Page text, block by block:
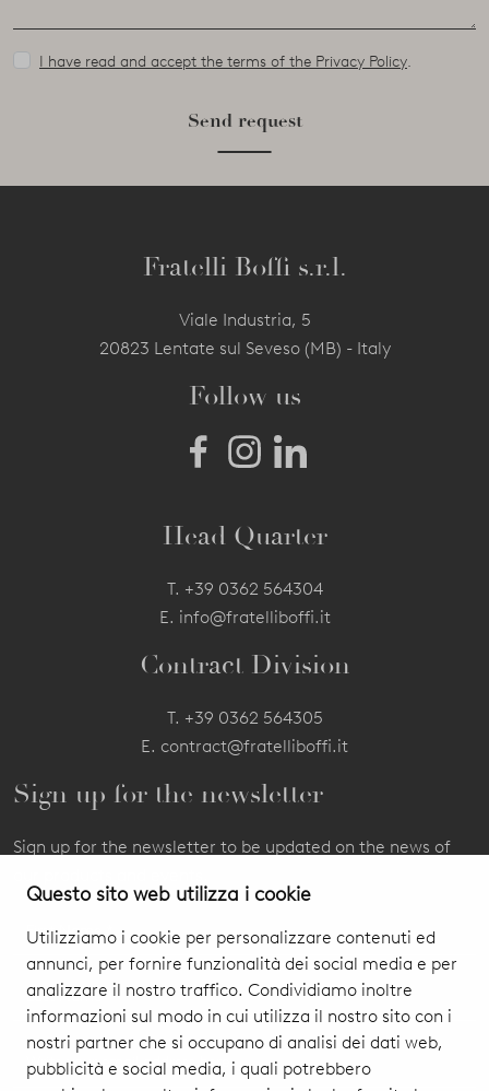
Questo sito web utilizza i cookie
Utilizziamo i cookie per personalizzare contenuti ed
annunci, per fornire funzionalità dei social media e per
analizzare il nostro traffico. Condividiamo inoltre
informazioni sul modo in cui utilizza il nostro sito con i
nostri partner che si occupano di analisi dei dati web,
pubblicità e social media, i quali potrebbero
I have read and accept the terms of the Privacy Policy.
Send request
Fratelli Boffi s.r.l.
Viale Industria, 5
20823 Lentate sul Seveso (MB) - Italy
Follow us
Head Quarter
T. +39 0362 564304
E. info@fratelliboffi.it
Contract Division
T. +39 0362 564305
E. contract@fratelliboffi.it
Sign up for the newsletter
Sign up for the newsletter to be updated on the news of